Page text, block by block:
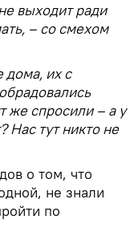
выходит ради
– со смехом
дома, их с
же спросили – а у
Нас тут никто не
о том, что
не знали
по